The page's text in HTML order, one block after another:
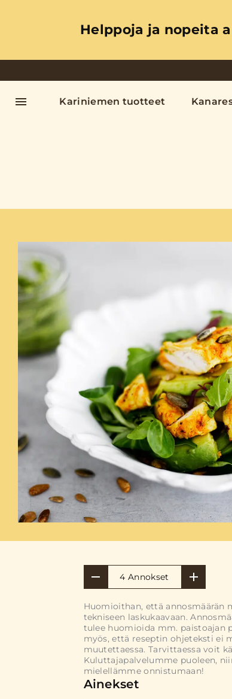
Helppoja ja nopeita
Kariniemen tuotteet
4 Annokset
Huomioithan, että annosmäärän
tekniseen laskukaavaan.
tulee huomioida mm. paistoajan
myös, että reseptin ohjeteksti ei
muutettaessa. Tarvittaessa voit
Kuluttajapalvelumme puoleen,
mielellämme onnistumaan!
Ainekset